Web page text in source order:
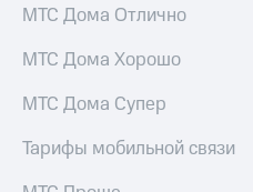
и
Рынок
Описание
Программа
Порядок
МТС Дома Отлично
МТС Дома Хорошо
МТС Дома Супер
Тарифы мобильной связи